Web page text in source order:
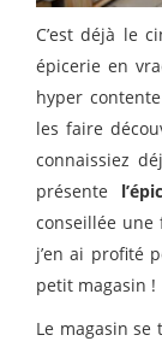
C’est déjà le
épicerie en
hyper
les faire
connaissiez
présente
conseillée une
j’en ai profité
petit magasin !
Le magasin